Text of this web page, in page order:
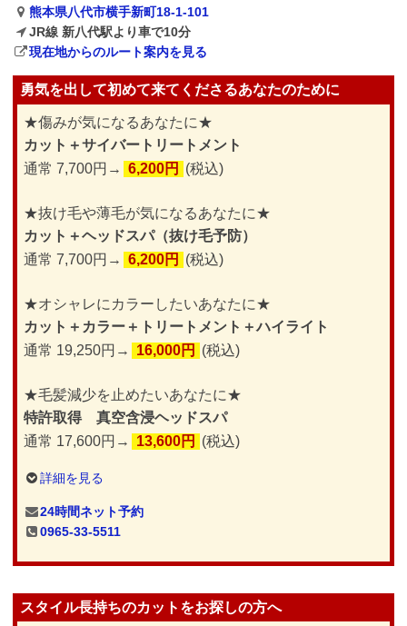
熊本県八代市横手新町18-1-101
JR線 新八代駅より車で10分
現在地からのルート案内を見る
勇気を出して初めて来てくださるあなたのために
★傷みが気になるあなたに★
カット＋サイバートリートメント
通常 7,700円→ 6,200円 (税込)
★抜け毛や薄毛が気になるあなたに★
カット＋ヘッドスパ（抜け毛予防）
通常 7,700円→ 6,200円 (税込)
★オシャレにカラーしたいあなたに★
カット＋カラー＋トリートメント＋ハイライト
通常 19,250円→
16,000円 (税込)
★毛髪減少を止めたいあなたに★
特許取得 真空含浸ヘッドスパ
通常 17,600円→
13,600円 (税込)
詳細を見る
24時間ネット予約
0965-33-5511
スタイル長持ちのカットをお探しの方へ